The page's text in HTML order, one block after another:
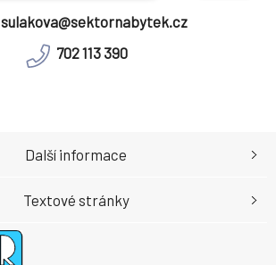
sulakova@sektornabytek.cz
702 113 390
Další informace
Textové stránky